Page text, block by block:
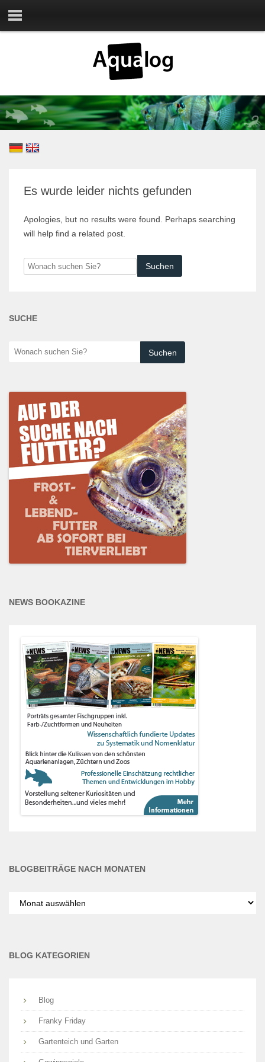
Es wurde leider nichts gefunden
Apologies, but no results were found. Perhaps searching
will help find a related post.
Wonach
suchen
SUCHE
Wonach
NEWS BOOKAZINE
BLOGBEITRÄGE NACH MONATEN
nach
BLOG KATEGORIEN
Blog
Franky Friday
Gartenteich und Garten